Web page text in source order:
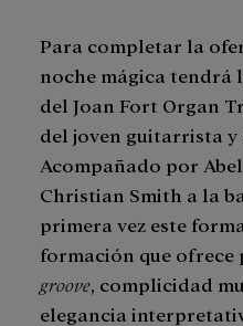
Para completar la
noche mágica
del Joan Fort Organ
del joven guitarrista
Acompañado por
Christian Smith a la
primera vez este
formación que ofrece
groove , complicidad
elegancia